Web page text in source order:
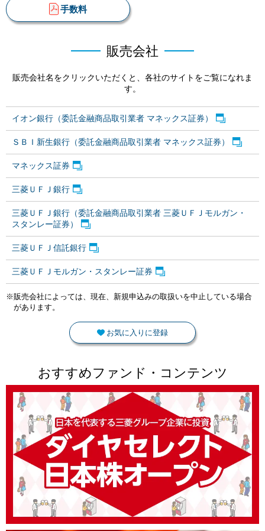
手数料
販売会社
販売会社名をクリックいただくと、各社のサイトをご覧になれま
す。
イオン銀行（委託金融商品取引業者 マネックス証券）
ＳＢＩ新生銀行（委託金融商品取引業者 マネックス証券）
マネックス証券
三菱ＵＦＪ銀行
三菱ＵＦＪ銀行（委託金融商品取引業者 三菱ＵＦＪモルガン・
スタンレー証券）
三菱ＵＦＪ信託銀行
三菱ＵＦＪモルガン・スタンレー証券
※販売会社によっては、現在、新規申込みの取扱いを中止している場合
があります。
お気に入りに登録
おすすめファンド・コンテンツ